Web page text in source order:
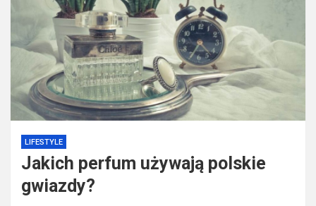
LIFESTYLE
Jakich perfum używają polskie
gwiazdy?